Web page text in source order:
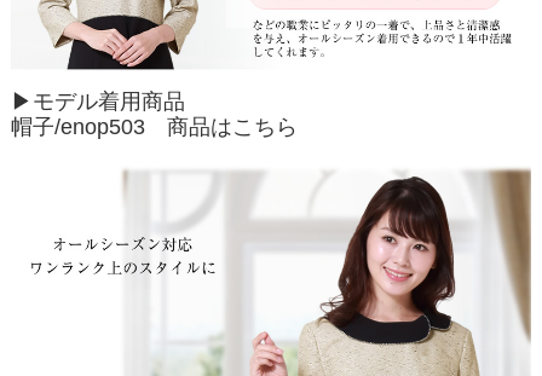
▶モデル着用商品
帽子/enop503 商品はこちら